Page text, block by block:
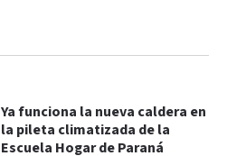
Ya funciona la nueva caldera en
la pileta climatizada de la
Escuela Hogar de Paraná